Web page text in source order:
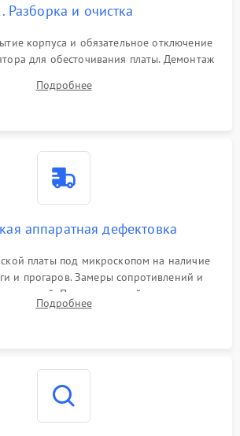
Разборка и очистка
корпуса и обязательное отключение
для обесточивания платы. Демонтаж
термопасты с кристаллов чипов.
Подробнее
аппаратная дефектовка
платы под микроскопом на наличие
и прогаров. Замеры сопротивлений и
Проверка цепей питания,
процессора и видеочипа.
Подробнее